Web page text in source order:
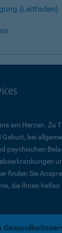
(Leitfaden)
am Herzen. Zu
bei
psychischen
finden Sie
die Ihnen helfen